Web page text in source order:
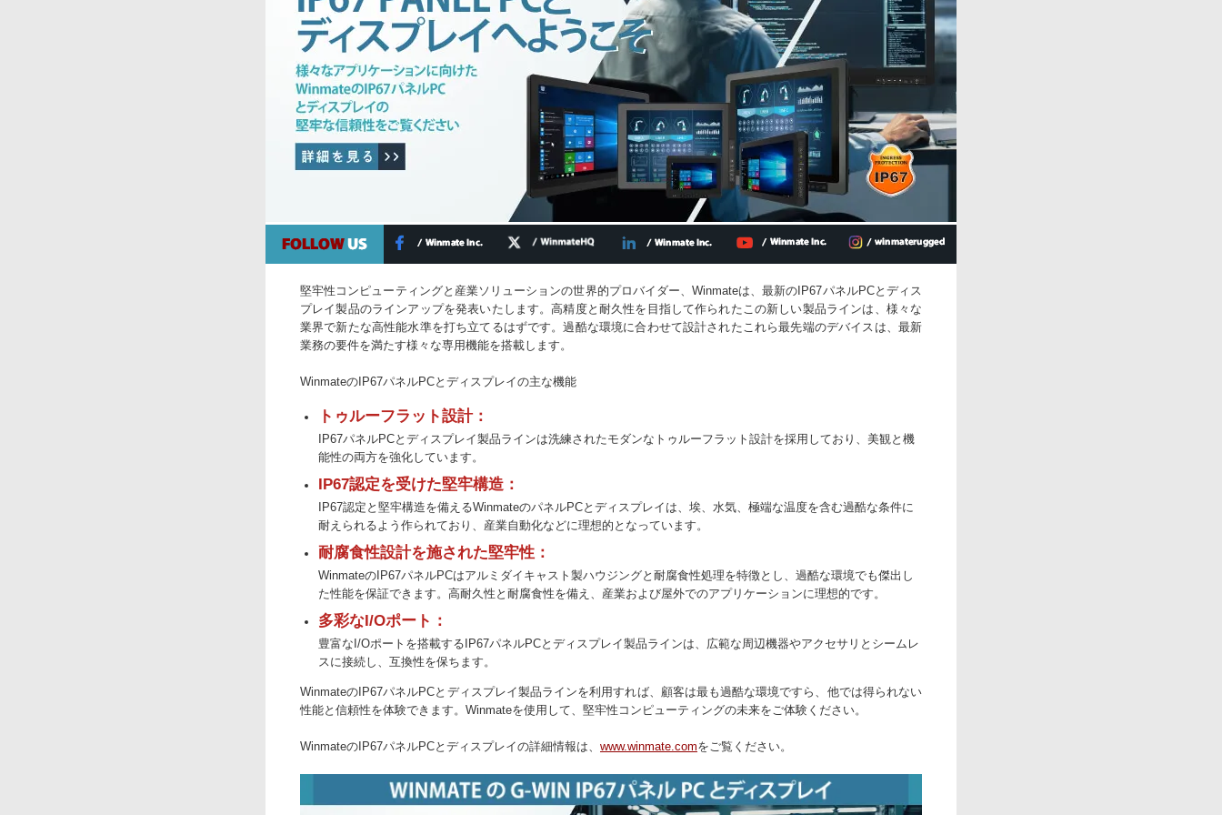
堅牢性コンピューティングと産業ソリューションの世界的プロバイダー、Winmateは、最新のIP67パネルPCとディス
プレイ製品のラインアップを発表いたします。高精度と耐久性を目指して作られたこの新しい製品ラインは、様々な
業界で新たな高性能水準を打ち立てるはずです。過酷な環境に合わせて設計されたこれら最先端のデバイスは、最新
業務の要件を満たす様々な専用機能を搭載します。
WinmateのIP67パネルPCとディスプレイの主な機能
トゥルーフラット設計：
IP67パネルPCとディスプレイ製品ラインは洗練されたモダンなトゥルーフラット設計を採用しており、美観と機
能性の両方を強化しています。
IP67認定を受けた堅牢構造：
IP67認定と堅牢構造を備えるWinmateのパネルPCとディスプレイは、埃、水気、極端な温度を含む過酷な条件に
耐えられるよう作られており、産業自動化などに理想的となっています。
耐腐食性設計を施された堅牢性：
WinmateのIP67パネルPCはアルミダイキャスト製ハウジングと耐腐食性処理を特徴とし、過酷な環境でも傑出し
た性能を保証できます。高耐久性と耐腐食性を備え、産業および屋外でのアプリケーションに理想的です。
多彩なI/Oポート：
豊富なI/Oポートを搭載するIP67パネルPCとディスプレイ製品ラインは、広範な周辺機器やアクセサリとシームレ
スに接続し、互換性を保ちます。
WinmateのIP67パネルPCとディスプレイ製品ラインを利用すれば、顧客は最も過酷な環境ですら、他では得られない
性能と信頼性を体験できます。Winmateを使用して、堅牢性コンピューティングの未来をご体験ください。
WinmateのIP67パネルPCとディスプレイの詳細情報は、 www.winmate.comをご覧ください。